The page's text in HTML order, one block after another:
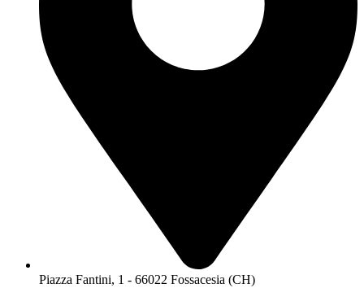
Piazza Fantini, 1 - 66022 Fossacesia (CH)